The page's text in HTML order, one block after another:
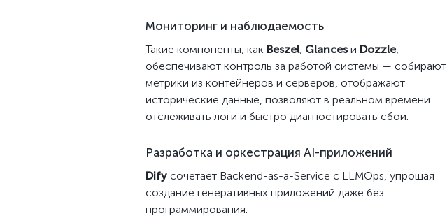
Мониторинг и наблюдаемость
Такие компоненты, как Beszel, Glancesи Dozzle,
обеспечивают контроль за работой системы — собирают
метрики из контейнеров и серверов, отображают
исторические данные, позволяют в реальном времени
отслеживать логи и быстро диагностировать сбои.
Разработка и оркестрация AI-приложений
Dify сочетает Backend-as-a-Service с LLMOps, упрощая
создание генеративных приложений даже без
программирования.